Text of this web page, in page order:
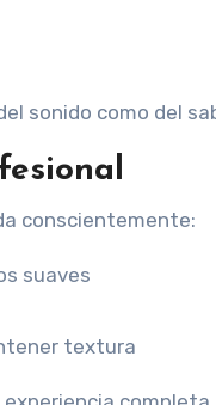
sonido como del
conscientemente:
suaves
textura